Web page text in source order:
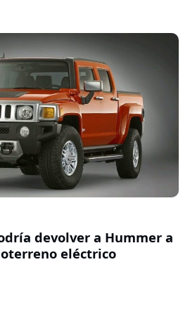
devolver a Hummer a
eléctrico